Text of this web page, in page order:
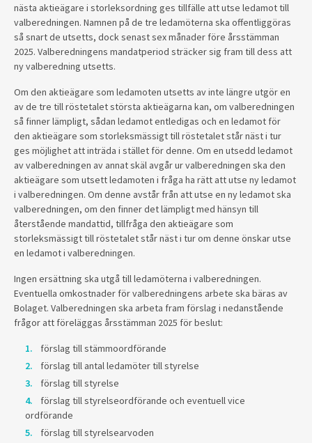
nästa aktieägare i storleksordning ges tillfälle att utse ledamot till
valberedningen. Namnen på de tre ledamöterna ska offentliggöras
så snart de utsetts, dock senast sex månader före årsstämman
2025. Valberedningens mandatperiod sträcker sig fram till dess att
ny valberedning utsetts.
Om den aktieägare som ledamoten utsetts av inte längre utgör en
av de tre till röstetalet största aktieägarna kan, om valberedningen
så finner lämpligt, sådan ledamot entledigas och en ledamot för
den aktieägare som storleksmässigt till röstetalet står näst i tur
ges möjlighet att inträda i stället för denne. Om en utsedd ledamot
av valberedningen av annat skäl avgår ur valberedningen ska den
aktieägare som utsett ledamoten i fråga ha rätt att utse ny ledamot
i valberedningen. Om denne avstår från att utse en ny ledamot ska
valberedningen, om den finner det lämpligt med hänsyn till
återstående mandattid, tillfråga den aktieägare som
storleksmässigt till röstetalet står näst i tur om denne önskar utse
en ledamot i valberedningen.
Ingen ersättning ska utgå till ledamöterna i valberedningen.
Eventuella omkostnader för valberedningens arbete ska bäras av
Bolaget. Valberedningen ska arbeta fram förslag i nedanstående
frågor att föreläggas årsstämman 2025 för beslut:
förslag till stämmoordförande
förslag till antal ledamöter till styrelse
förslag till styrelse
förslag till styrelseordförande och eventuell vice
ordförande
förslag till styrelsearvoden